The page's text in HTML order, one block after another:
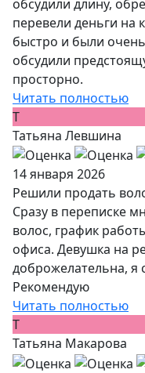
обсудили длину,
перевели деньги на
быстро и были
обсудили
просторно.
Читать полностью
Т
Татьяна Левшина
14 января 2026
Решили продать
Сразу в переписке
волос, график
офиса. Девушка на
доброжелательна, я
Рекомендую
Читать полностью
Т
Татьяна Макарова